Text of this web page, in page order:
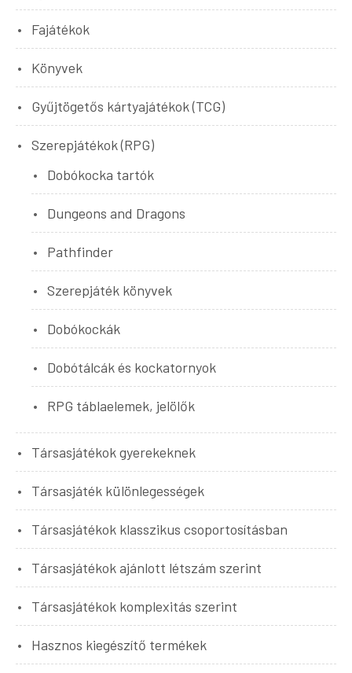
Fajátékok
Könyvek
Gyűjtögetős kártyajátékok (TCG)
Szerepjátékok (RPG)
Dobókocka tartók
Dungeons and Dragons
Pathfinder
Szerepjáték könyvek
Dobókockák
Dobótálcák és kockatornyok
RPG táblaelemek, jelölők
Társasjátékok gyerekeknek
Társasjáték különlegességek
Társasjátékok klasszikus csoportosításban
Társasjátékok ajánlott létszám szerint
Társasjátékok komplexitás szerint
Hasznos kiegészítő termékek